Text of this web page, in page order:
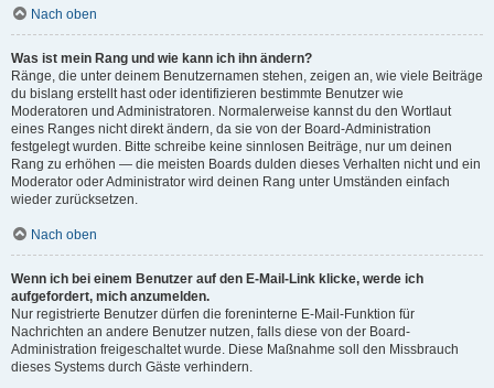
Nach oben
Was ist mein Rang und wie kann ich ihn ändern?
Ränge, die unter deinem Benutzernamen stehen, zeigen an, wie viele Beiträge
du bislang erstellt hast oder identifizieren bestimmte Benutzer wie
Moderatoren und Administratoren. Normalerweise kannst du den Wortlaut
eines Ranges nicht direkt ändern, da sie von der Board-Administration
festgelegt wurden. Bitte schreibe keine sinnlosen Beiträge, nur um deinen
Rang zu erhöhen — die meisten Boards dulden dieses Verhalten nicht und ein
Moderator oder Administrator wird deinen Rang unter Umständen einfach
wieder zurücksetzen.
Nach oben
Wenn ich bei einem Benutzer auf den E-Mail-Link klicke, werde ich
aufgefordert, mich anzumelden.
Nur registrierte Benutzer dürfen die foreninterne E-Mail-Funktion für
Nachrichten an andere Benutzer nutzen, falls diese von der Board-
Administration freigeschaltet wurde. Diese Maßnahme soll den Missbrauch
dieses Systems durch Gäste verhindern.